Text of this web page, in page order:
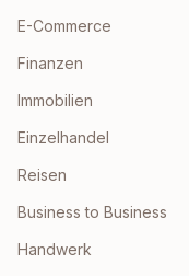
E-Commerce
Finanzen
Immobilien
Einzelhandel
Reisen
Business to Business
Handwerk